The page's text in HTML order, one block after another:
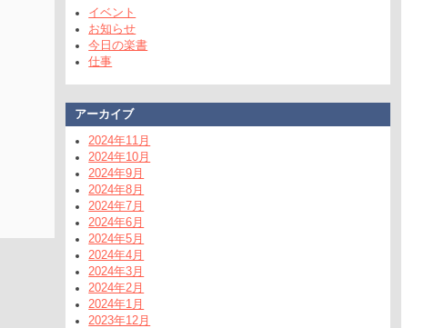
イベント
お知らせ
今日の楽書
仕事
アーカイブ
2024年11月
2024年10月
2024年9月
2024年8月
2024年7月
2024年6月
2024年5月
2024年4月
2024年3月
2024年2月
2024年1月
2023年12月